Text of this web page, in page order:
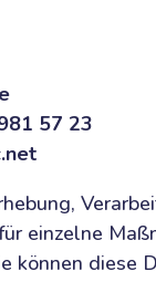
57 23
einzelne
können diese